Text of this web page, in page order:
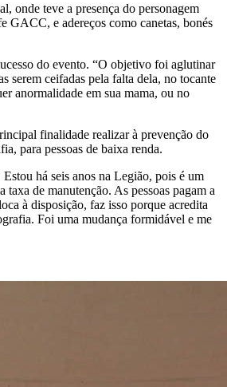
onde teve a presença do personagem
GACC, e adereços como canetas, bonés
do evento. “O objetivo foi aglutinar
serem ceifadas pela falta dela, no tocante
anormalidade em sua mama, ou no
finalidade realizar à prevenção do
para pessoas de baixa renda.
há seis anos na Legião, pois é um
de manutenção. As pessoas pagam a
à disposição, faz isso porque acredita
Foi uma mudança formidável e me